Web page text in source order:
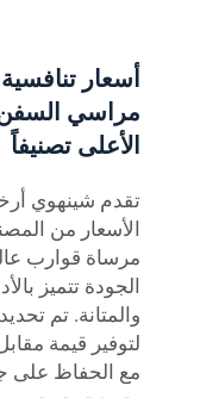
أسعار
مراسي
الأعلى تصنيفاً
تقدم شينهوي
الأسعار من
مرساة قوارب
الجودة تتميز
والمتانة. تم
لتوفير قيمة
مع الحفاظ على